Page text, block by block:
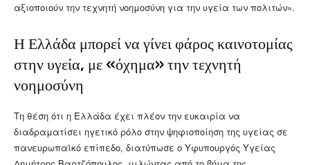
αξιοποιούν την τεχνητή νοημοσύνη για την υγεία των πολιτών».
Η Ελλάδα μπορεί να γίνει φάρος καινοτομίας
στην υγεία, με «όχημα» την τεχνητή
νοημοσύνη
Τη θέση ότι η Ελλάδα έχει πλέον την ευκαιρία να
διαδραματίσει ηγετικό ρόλο στην ψηφιοποίηση της υγείας σε
πανευρωπαϊκό επίπεδο, διατύπωσε ο Υφυπουργός Υγείας